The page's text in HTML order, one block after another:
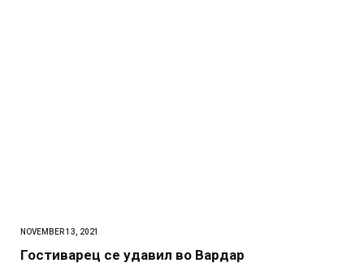
NOVEMBER 13, 2021
Гостиварец се удавил во Вардар